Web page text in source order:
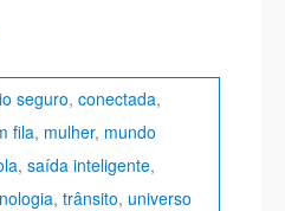
seguro,conectada,
fila, mulher, mundo
,saída inteligente,
,trânsito, universo